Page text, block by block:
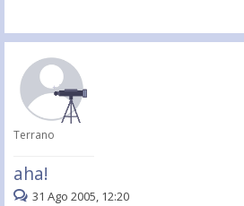
Terrano
aha!
31 Ago 2005, 12:20